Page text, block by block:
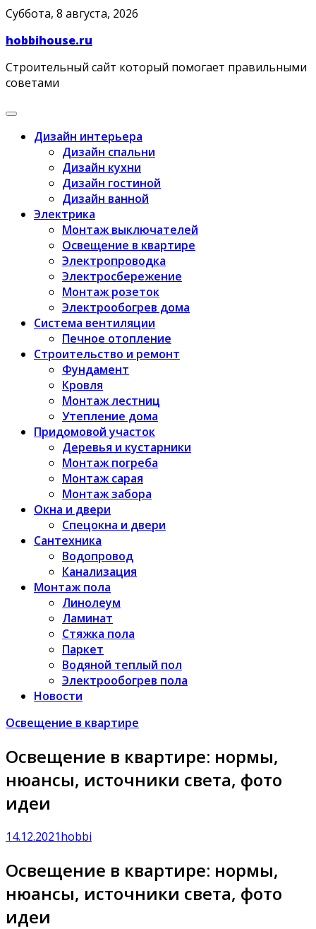
Skip
content
Суббота, 8 августа, 2026
hobbihouse.ru
Строительный сайт который помогает правильными
советами
Дизайн интерьера
Дизайн спальни
Дизайн кухни
Дизайн гостиной
Дизайн ванной
Электрика
Монтаж выключателей
Освещение в квартире
Электропроводка
Электросбережение
Монтаж розеток
Электрообогрев дома
Система вентиляции
Печное отопление
Строительство и ремонт
Фундамент
Кровля
Монтаж лестниц
Утепление дома
Придомовой участок
Деревья и кустарники
Монтаж погреба
Монтаж сарая
Монтаж забора
Окна и двери
Спецокна и двери
Сантехника
Водопровод
Канализация
Монтаж пола
Линолеум
Ламинат
Стяжка пола
Паркет
Водяной теплый пол
Электрообогрев пола
Новости
Освещение в квартире
Освещение в квартире: нормы,
нюансы, источники света, фото
идеи
14.12.2021hobbi
Освещение в квартире: нормы,
нюансы, источники света, фото
идеи